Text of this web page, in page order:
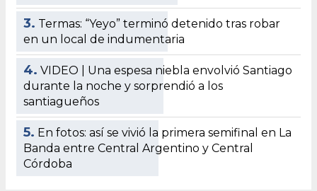
3. Termas: “Yeyo” terminó detenido tras robar
en un local de indumentaria
4. VIDEO | Una espesa niebla envolvió Santiago
durante la noche y sorprendió a los
santiagueños
5. En fotos: así se vivió la primera semifinal en La
Banda entre Central Argentino y Central
Córdoba